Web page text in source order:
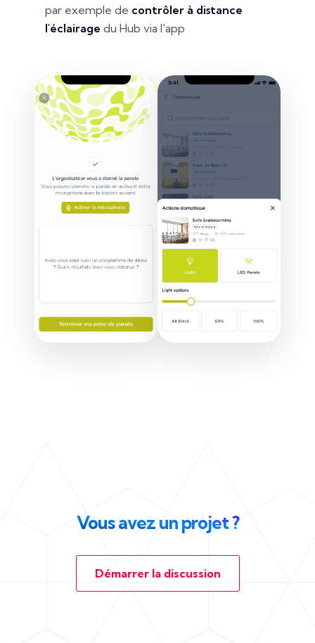
par exemple de contrôler à distance
l'éclairage du Hub via l'app
Vous avez un projet ?
Démarrer la discussion